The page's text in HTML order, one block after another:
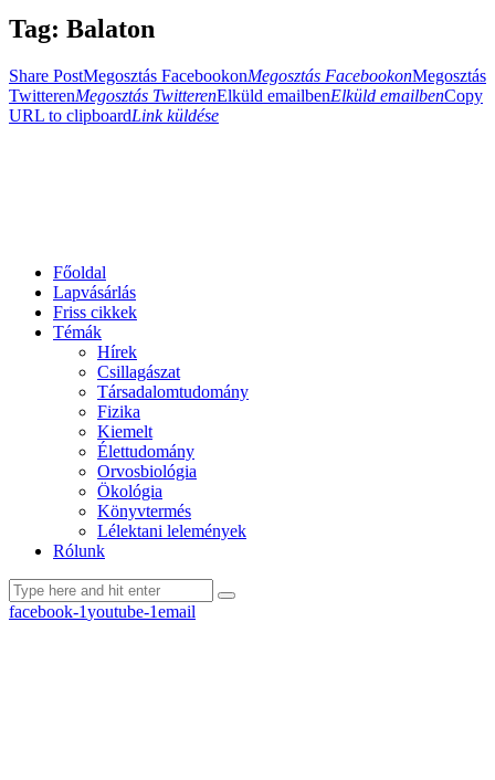
Tag: Balaton
Share PostMegosztás FacebookonMegosztás FacebookonMegosztás
TwitterenMegosztás TwitterenElküld emailbenElküld emailbenCopy
URL to clipboardLink küldése
Főoldal
Lapvásárlás
Friss cikkek
Témák
Hírek
Csillagászat
Társadalomtudomány
Fizika
Kiemelt
Élettudomány
Orvosbiológia
Ökológia
Könyvtermés
Lélektani lelemények
Rólunk
facebook-1youtube-1email